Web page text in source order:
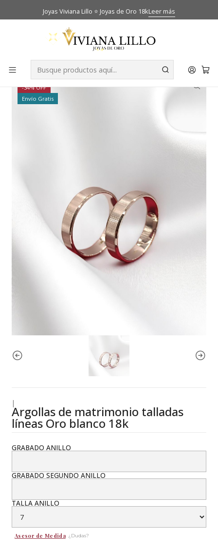
Joyas Viviana Lillo ⭐ Joyas de Oro 18kLeer más
Inicio Catálogo
Argollas de matrimonio talladas líneas Oro blanco 18k
-34% OFF
Envío Gratis
|
Argollas de matrimonio talladas
líneas Oro blanco 18k
GRABADO ANILLO
GRABADO SEGUNDO ANILLO
TALLA ANILLO
Asesor de Medida ¿Dudas?